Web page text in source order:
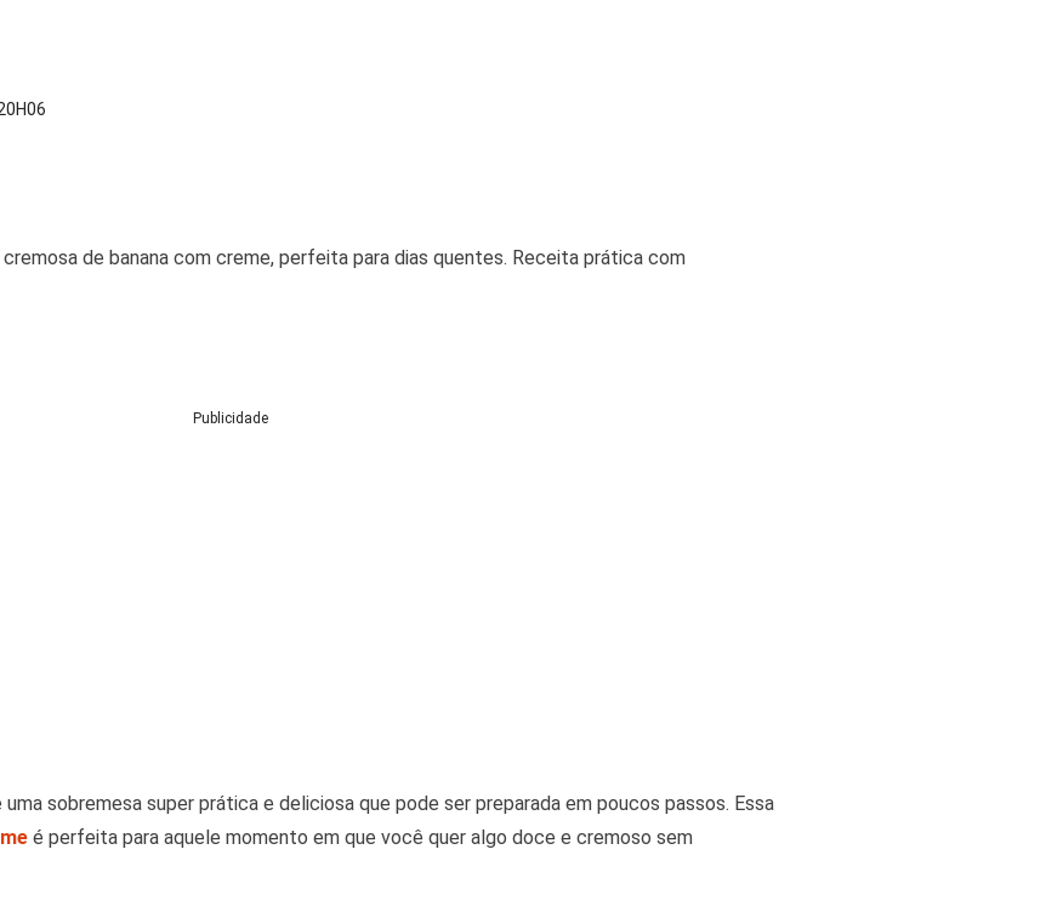
de banana com creme, perfeita para dias quentes. Receita prática com
Publicidade
sobremesa super prática e deliciosa que pode ser preparada em poucos passos. Essa
é perfeita para aquele momento em que você quer algo doce e cremoso sem